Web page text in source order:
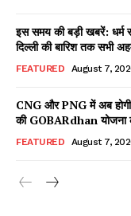
Facebook
X
Read
इस समय की बड़ी खबरें: धर्म
दिल्ली की बारिश तक सभी
FEATURED August 7,
CNG और PNG में अब
की GOBARdhan योजना
FEATURED August 7,